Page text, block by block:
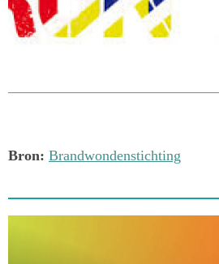
Bron: Brandwondenstichting